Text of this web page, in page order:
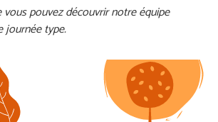
vous pouvez découvrir notre équipe
journée type.